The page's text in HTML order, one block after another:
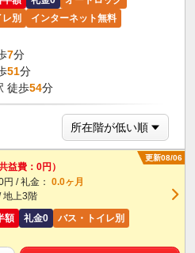
別
インターネット無料
7分
51分
徒歩54分
更新08/06
共益費：0円）
/ 礼金： 0.0ヶ月
地上3階
額
礼金0 バス・トイレ別